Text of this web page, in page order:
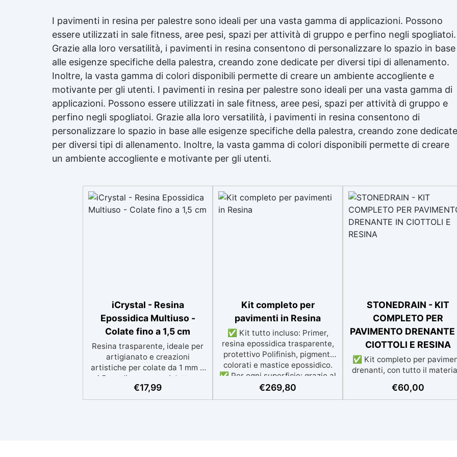
I pavimenti in resina per palestre sono ideali per una vasta gamma di applicazioni. Possono
essere utilizzati in sale fitness, aree pesi, spazi per attività di gruppo e perfino negli spogliatoi.
Grazie alla loro versatilità, i pavimenti in resina consentono di personalizzare lo spazio in base
alle esigenze specifiche della palestra, creando zone dedicate per diversi tipi di allenamento.
Inoltre, la vasta gamma di colori disponibili permette di creare un ambiente accogliente e
motivante per gli utenti. I pavimenti in resina per palestre sono ideali per una vasta gamma di
applicazioni. Possono essere utilizzati in sale fitness, aree pesi, spazi per attività di gruppo e
perfino negli spogliatoi. Grazie alla loro versatilità, i pavimenti in resina consentono di
personalizzare lo spazio in base alle esigenze specifiche della palestra, creando zone dedicate
per diversi tipi di allenamento. Inoltre, la vasta gamma di colori disponibili permette di creare
un ambiente accogliente e motivante per gli utenti.
iCrystal - Resina
Epossidica Multiuso -
Colate fino a 1,5 cm
Resina trasparente, ideale per
artigianato e creazioni
artistiche per colate da 1 mm a
1,5 cm di spessore. Adatta a
Tutti grazie al facile rapporto di
miscelazione 2:1, garantisce un
€17,99
Kit completo per
pavimenti in Resina
✅ Kit tutto incluso: Primer,
resina epossidica trasparente,
protettivo Polifinish, pigmenti
colorati e mastice epossidico.
✅ Per ogni superficie: grazie al
primer universale è applicabile
sia su calcestruzzo, piastrelle e
€269,80
STONEDRAIN - KIT
COMPLETO PER
PAVIMENTO DRENANTE
CIOTTOLI E RESINA
✅ Kit completo per
drenanti, con tutto il
inclusi) sia pedonale che
carrabile. ✅ Facile da
€60,00